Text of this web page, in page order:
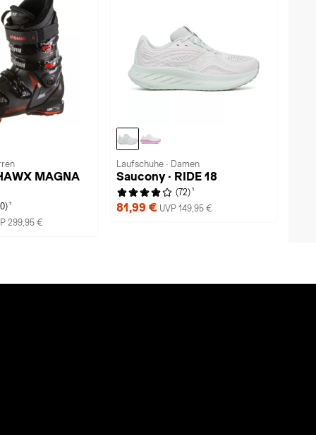
MAGNA
1
299,95 €
Laufschuhe · Damen
Saucony · RIDE 18
(72) 1
81,99 € UVP 149,95 €